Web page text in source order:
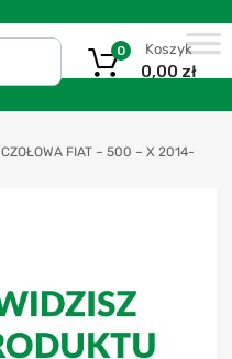
Koszyk
0,00 zł
0
FIAT – 500 – X 2014-